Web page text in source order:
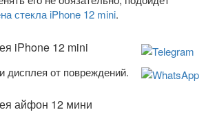
стекла iPhone 12 mini.
дисплея от повреждений.